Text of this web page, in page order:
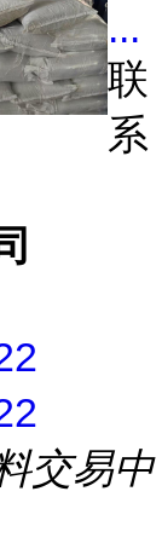
...
联
系
交易中